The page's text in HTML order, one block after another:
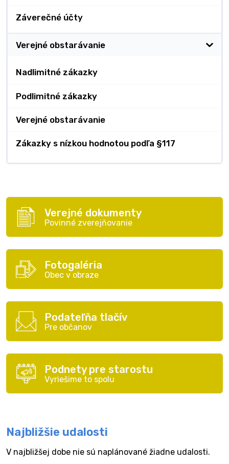
Záverečné účty
Verejné obstarávanie
Nadlimitné zákazky
Podlimitné zákazky
Verejné obstarávanie
Zákazky s nízkou hodnotou podľa §117
Verejné dokumenty
Povinné zverejňovanie
Fotogaléria
Obec v obraze
Podateľňa tlačív
Pre občanov
Podnety pre starostu
Vyriešime to spolu
Najbližšie udalosti
V najbližšej dobe nie sú naplánované žiadne udalosti.